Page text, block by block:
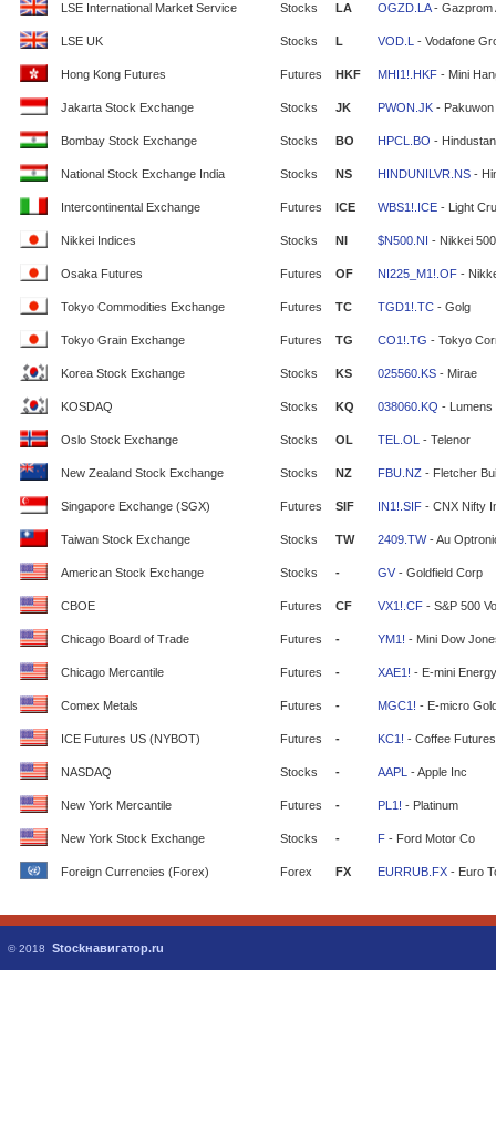
LSE International Market Service Stocks LA OGZD.LA- Gazprom
LSE UK Stocks L VOD.L - Vodafone
Hong Kong Futures Futures HKF MHI1!.HKF - Mini
Jakarta Stock Exchange Stocks JK PWON.JK -
Bombay Stock Exchange Stocks BO HPCL.BO -
National Stock Exchange India Stocks NS HINDUNILVR.NS -
Intercontinental Exchange Futures ICE WBS1!.ICE - Light
Nikkei Indices Stocks NI $N500.NI - Nikkei 500
Osaka Futures Futures OF NI225_M1!.OF -
Tokyo Commodities Exchange Futures TC TGD1!.TC - Golg
Tokyo Grain Exchange Futures TG CO1!.TG - Tokyo
Korea Stock Exchange Stocks KS 025560.KS - Mirae
KOSDAQ Stocks KQ 038060.KQ - Lumens
Oslo Stock Exchange Stocks OL TEL.OL - Telenor
New Zealand Stock Exchange Stocks NZ FBU.NZ - Fletcher
Singapore Exchange (SGX) Futures SIF IN1!.SIF - CNX Nifty
Taiwan Stock Exchange Stocks TW 2409.TW- Au
American Stock Exchange Stocks - GV - Goldfield Corp
CBOE Futures CF VX1!.CF - S&P 500
Chicago Board of Trade Futures - YM1! - Mini Dow
Chicago Mercantile Futures - XAE1! - E-mini
Comex Metals Futures - MGC1! - E-micro
ICE Futures US (NYBOT) Futures - KC1! - Coffee Futures
NASDAQ Stocks - AAPL - Apple Inc
New York Mercantile Futures - PL1! - Platinum
New York Stock Exchange Stocks - F - Ford Motor Co
Foreign Currencies (Forex) Forex FX EURRUB.FX - Euro
© 2018 Stockнавигатор.ru